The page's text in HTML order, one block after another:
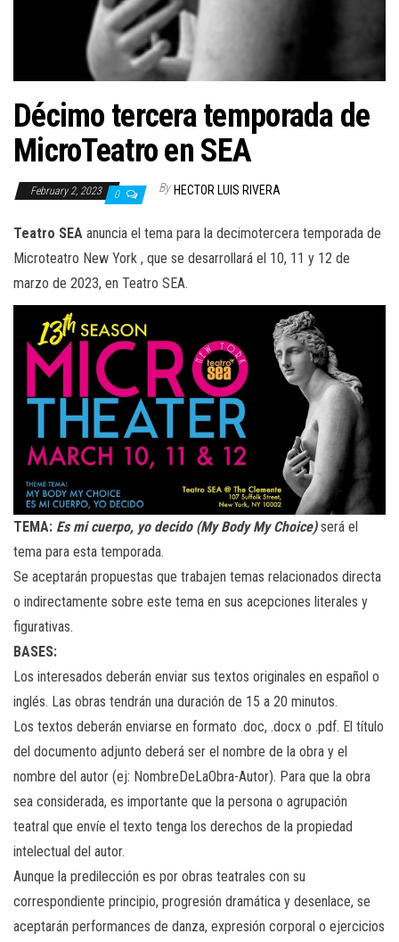
Décimo tercera temporada de
MicroTeatro en SEA
February 2, 2023 0 By HECTOR LUIS RIVERA
Teatro SEA anuncia el tema para la decimotercera temporada de
Microteatro New York , que se desarrollará el 10, 11 y 12 de
marzo de 2023, en Teatro SEA.
TEMA: Es mi cuerpo, yo decido (My Body My Choice)será el
tema para esta temporada.
Se aceptarán propuestas que trabajen temas relacionados directa
o indirectamente sobre este tema en sus acepciones literales y
figurativas.
BASES:
Los interesados deberán enviar sus textos originales en español o
inglés. Las obras tendrán una duración de 15 a 20 minutos.
Los textos deberán enviarse en formato .doc, .docx o .pdf. El título
del documento adjunto deberá ser el nombre de la obra y el
nombre del autor (ej: NombreDeLaObra-Autor). Para que la obra
sea considerada, es importante que la persona o agrupación
teatral que envíe el texto tenga los derechos de la propiedad
intelectual del autor.
Aunque la predilección es por obras teatrales con su
correspondiente principio, progresión dramática y desenlace, se
aceptarán performances de danza, expresión corporal o ejercicios